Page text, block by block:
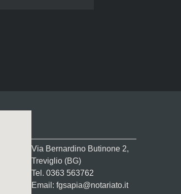
Via Bernardino Butinone 2,
Treviglio (BG)
Tel. 0363 563762
Email: fgsapia@notariato.it